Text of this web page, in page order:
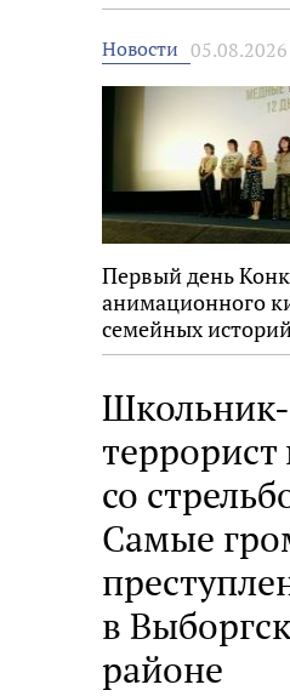
Новости
Первый день
анимационного
семейных
размышлений
Школьник-
со
Самые
в
районе